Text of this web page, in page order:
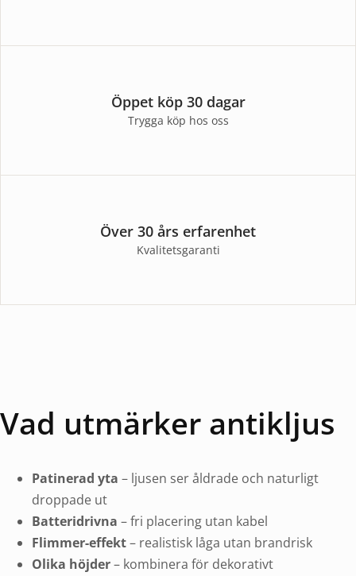
Öppet köp 30 dagar
Trygga köp hos oss
Över 30 års erfarenhet
Kvalitetsgaranti
Vad utmärker antikljus
Patinerad yta – ljusen ser åldrade och naturligt
droppade ut
Batteridrivna – fri placering utan kabel
Flimmer-effekt– realistisk låga utan brandrisk
Olika höjder– kombinera för dekorativt